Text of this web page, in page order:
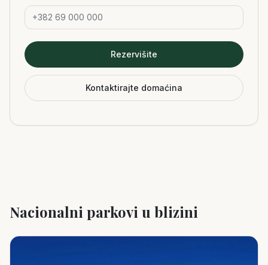
Rezervišite
Kontaktirajte domaćina
Nacionalni parkovi u blizini